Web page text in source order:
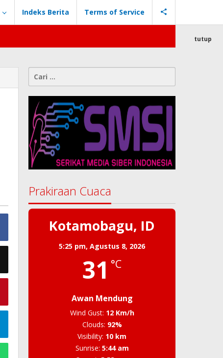
Indeks Berita Terms of Service
tutup
Cari
untuk:
Prakiraan Cuaca
Kotamobagu, ID
5:25 pm,Agustus 8, 2026
31 °C
Awan Mendung
Wind Gust: 12 Km/h
Clouds: 92%
Visibility: 10 km
Sunrise: 5:44 am